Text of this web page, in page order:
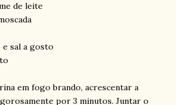
de leite
sal a gosto
em fogo brando, acrescentar a
por 3 minutos. Juntar o